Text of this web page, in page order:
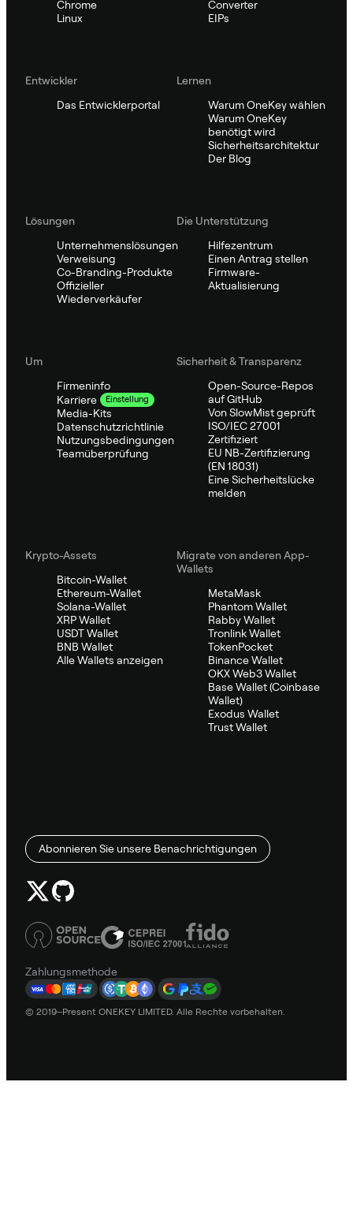
Chrome
Linux
Converter
EIPs
Entwickler
Das Entwicklerportal
Lernen
Warum OneKey wählen
Warum OneKey
benötigt wird
Sicherheitsarchitektur
Der Blog
Lösungen
Unternehmenslösungen
Verweisung
Co-Branding-Produkte
Offizieller
Wiederverkäufer
Die Unterstützung
Hilfezentrum
Einen Antrag stellen
Firmware-
Aktualisierung
Um
Firmeninfo
Karriere
Einstellung
Media-Kits
Datenschutzrichtlinie
Nutzungsbedingungen
Teamüberprüfung
Sicherheit & Transparenz
Open-Source-Repos
auf GitHub
Von SlowMist geprüft
ISO/IEC 27001
Zertifiziert
EU NB-Zertifizierung
(EN 18031)
Eine Sicherheitslücke
melden
Krypto-Assets
Bitcoin-Wallet
Ethereum-Wallet
Solana-Wallet
XRP Wallet
USDT Wallet
BNB Wallet
Alle Wallets anzeigen
Migrate von anderen App-
Wallets
MetaMask
Phantom Wallet
Rabby Wallet
Tronlink Wallet
TokenPocket
Binance Wallet
OKX Web3 Wallet
Base Wallet (Coinbase
Wallet)
Exodus Wallet
Trust Wallet
Abonnieren Sie unsere Benachrichtigungen
Zahlungsmethode
© 2019–Present ONEKEY LIMITED. Alle Rechte vorbehalten.